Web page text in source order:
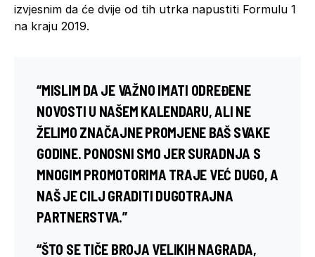
izvjesnim da će dvije od tih utrka napustiti Formulu 1
na kraju 2019.
“MISLIM DA JE VAŽNO IMATI ODREĐENE
NOVOSTI U NAŠEM KALENDARU, ALI NE
ŽELIMO ZNAČAJNE PROMJENE BAŠ SVAKE
GODINE. PONOSNI SMO JER SURADNJA S
MNOGIM PROMOTORIMA TRAJE VEĆ DUGO, A
NAŠ JE CILJ GRADITI DUGOTRAJNA
PARTNERSTVA.”
“ŠTO SE TIČE BROJA VELIKIH NAGRADA,